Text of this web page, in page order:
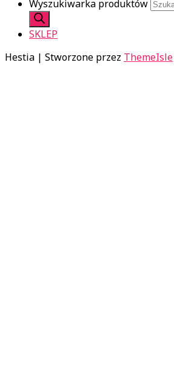
Wyszukiwarka produktów
SKLEP
Hestia | Stworzone przez ThemeIsle